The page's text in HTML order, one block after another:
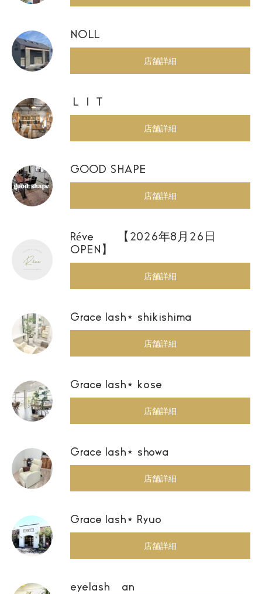
NOLL
店舗詳細
ＬＩＴ
店舗詳細
GOOD SHAPE
店舗詳細
Réve 【2026年8月26日
OPEN】
店舗詳細
Grace lash⋆ shikishima
店舗詳細
Grace lash⋆ kose
店舗詳細
Grace lash⋆ showa
店舗詳細
Grace lash⋆ Ryuo
店舗詳細
eyelash an